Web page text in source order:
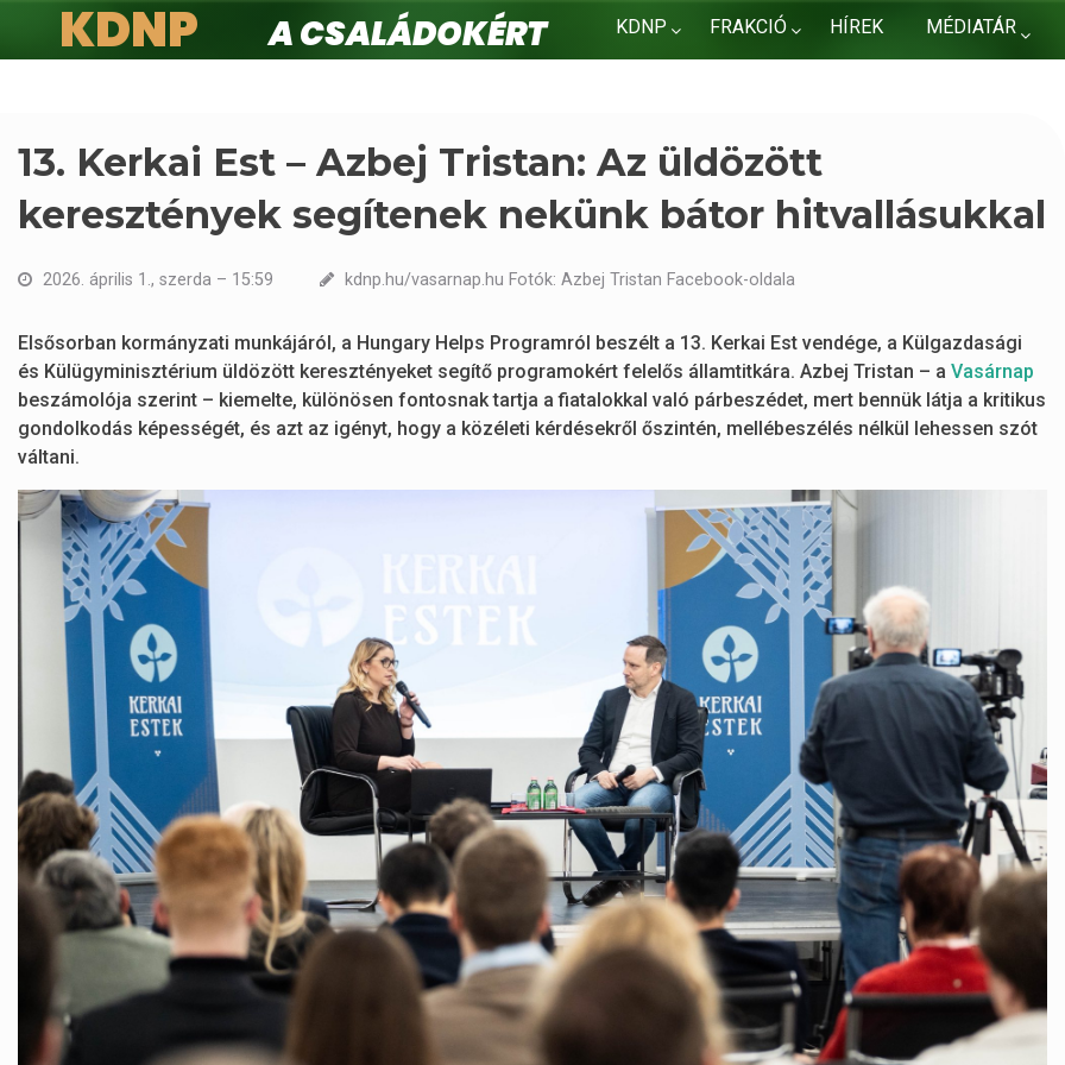
KDNP FRAKCIÓ HÍREK MÉDIATÁR
KDNP
A családokért.
13. Kerkai Est – Azbej Tristan: Az üldözött
keresztények segítenek nekünk bátor hitvallásukkal
2026. április 1., szerda – 15:59 kdnp.hu/vasarnap.hu Fotók: Azbej Tristan Facebook-oldala
Elsősorban kormányzati munkájáról, a Hungary Helps Programról beszélt a 13. Kerkai Est vendége, a Külgazdasági
és Külügyminisztérium üldözött keresztényeket segítő programokért felelős államtitkára. Azbej Tristan – a Vasárnap
beszámolója szerint – kiemelte, különösen fontosnak tartja a fiatalokkal való párbeszédet, mert bennük látja a kritikus
gondolkodás képességét, és azt az igényt, hogy a közéleti kérdésekről őszintén, mellébeszélés nélkül lehessen szót
váltani.